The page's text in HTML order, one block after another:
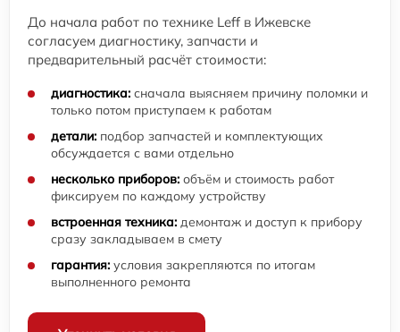
До начала работ по технике Leff в Ижевске
согласуем диагностику, запчасти и
предварительный расчёт стоимости:
диагностика: сначала выясняем причину поломки и
только потом приступаем к работам
детали: подбор запчастей и комплектующих
обсуждается с вами отдельно
несколько приборов: объём и стоимость работ
фиксируем по каждому устройству
встроенная техника: демонтаж и доступ к прибору
сразу закладываем в смету
гарантия: условия закрепляются по итогам
выполненного ремонта